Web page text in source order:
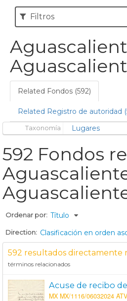
Filtros
Related Fondos (592)
Related Registro de autoridad
Taxonomía Lugares
592 Fondos
Ordenar por: Título
Direction: Clasificación en orden
592 resultados directamente
términos relacionados
MX MX/1116/06032024